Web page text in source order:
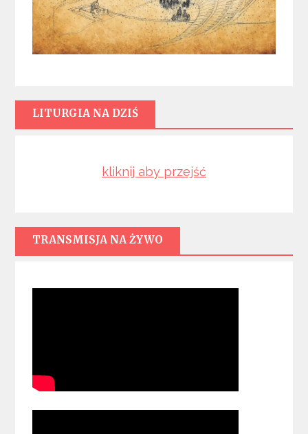
LITURGIA NA DZIŚ
kliknij aby przejść
TRANSMISJA NA ŻYWO